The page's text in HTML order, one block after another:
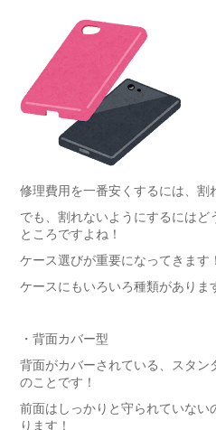
修理費用を一番安くするには、割
でも、割れないようにするにはど
ところですよね！
ケース選びが重要になってきます！
ケースにもいろいろ種類がありま
・背面カバー型
背面がカバーされている、スタン
のことです！
前面はしっかりと守られていない
ります！